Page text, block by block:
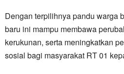
Dengan terpilihnya pandu warga
baru ini mampu membawa
kerukunan, serta meningkatkan
sosial bagi masyarakat RT 01